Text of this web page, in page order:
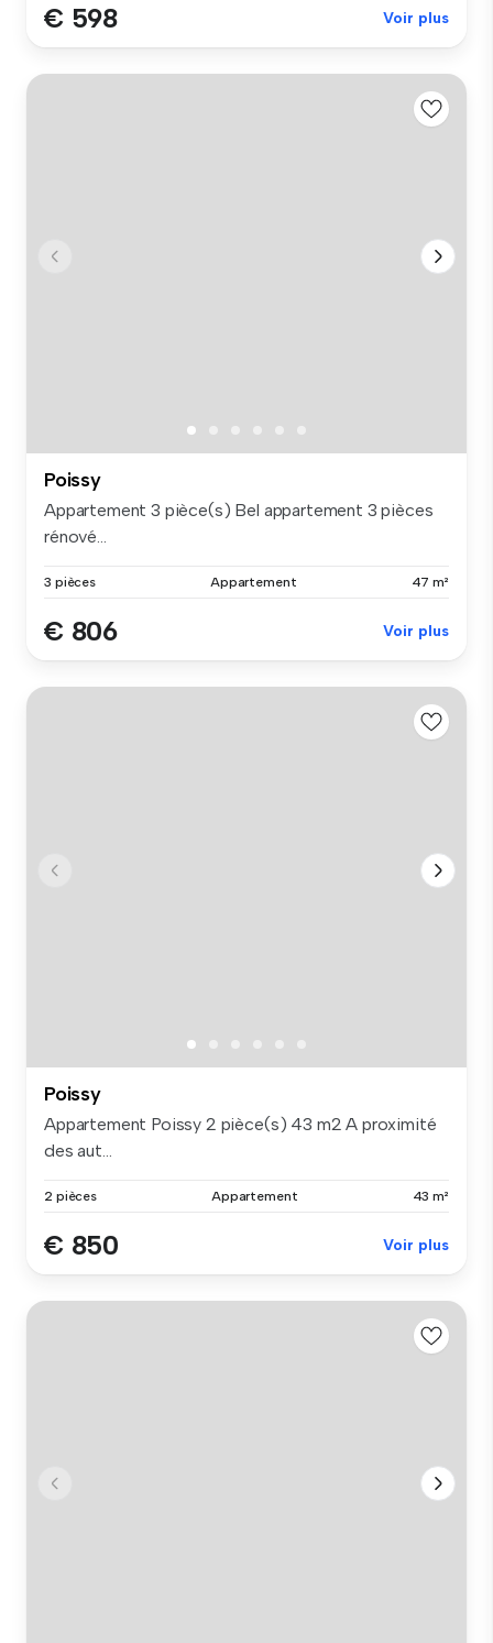
€ 598 Voir plus
Poissy
Appartement 3 pièce(s) Bel appartement 3 pièces
rénové...
3 pièces Appartement 47 m²
€ 806 Voir plus
Poissy
Appartement Poissy 2 pièce(s) 43 m2 A proximité
des aut...
2 pièces Appartement 43 m²
€ 850 Voir plus